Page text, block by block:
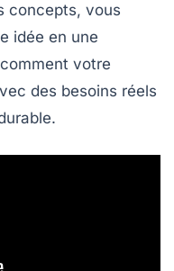
concepts, vous
idée en une
votre
des besoins réels